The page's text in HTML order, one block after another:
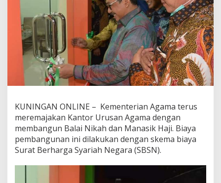
KUNINGAN ONLINE – Kementerian Agama terus
meremajakan Kantor Urusan Agama dengan
membangun Balai Nikah dan Manasik Haji. Biaya
pembangunan ini dilakukan dengan skema biaya
Surat Berharga Syariah Negara (SBSN).